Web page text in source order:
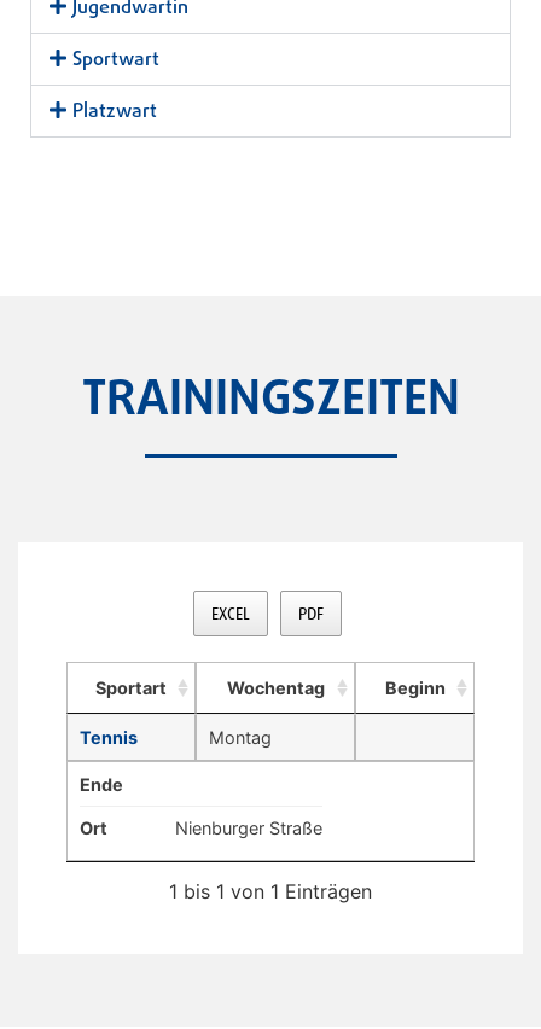
Jugendwartin
Sportwart
Platzwart
TRAININGSZEITEN
EXCEL PDF
Sportart Wochentag Beginn
Tennis Montag
Ende
Ort Nienburger Straße
1 bis 1 von 1 Einträgen